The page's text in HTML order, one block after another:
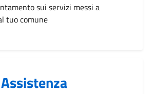
sui servizi messi a
tuo comune